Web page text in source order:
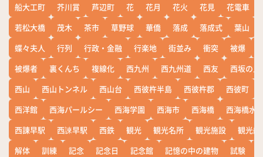
船大工町
芥川賞 芦辺町 花 花月 花火 花見 花電車
若松大橋
茂木 茶市 草野球 華僑 落成 落成式 葉山
蝶々夫人
行列 行政・金融 行楽地 街並み 衝突 被爆
被爆者
裏くんち 複線化 西九州 西九州道 西友
西坂の丘
西山
西山トンネル 西山台 西彼杵半島 西彼杵郡 西彼町
西洋館
西海パールシー 西海学園 西海市 西海橋
西海橋水
西諌早駅
西諫早駅 西鉄 観光 観光名所 観光施設
観光船
解体
訓練 記念 記念日 記念館 記憶の中の建物 試験